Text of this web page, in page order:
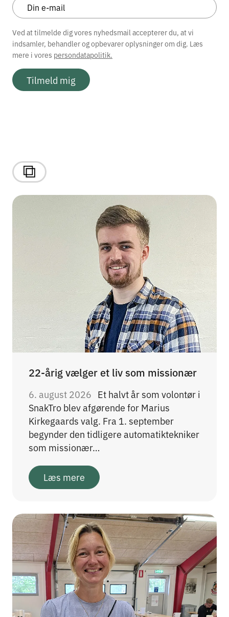
Ved at tilmelde dig vores nyhedsmail accepterer du, at vi
indsamler, behandler og opbevarer oplysninger om dig. Læs
mere i vores persondatapolitik.
Tilmeld mig
22-årig vælger et liv som missionær
6. august 2026 Et halvt år som volontør i
SnakTro blev afgørende for Marius
Kirkegaards valg. Fra 1. september
begynder den tidligere automatiktekniker
som missionær…
Læs mere